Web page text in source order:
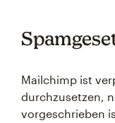
Mailchimp ist
durchzusetzen,
vorgeschrieben